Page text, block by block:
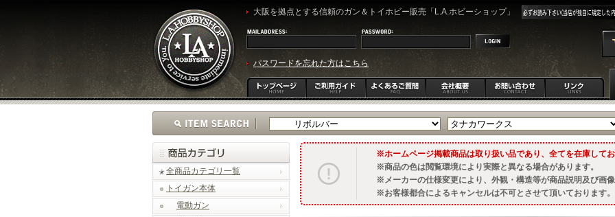
大阪を拠点とする信頼のガン＆トイホビー販売「L.A.ホビーショップ」
パスワードを忘れた方はこちら
全商品カテゴリ一覧
トイガン本体
電動ガン
ホームページ掲載商品は取り扱い品であり、全てを在庫して
商品の色は閲覧環境により実際と異なる場合があります。
メーカーの仕様変更により、外観・構造等が商品説明及び画
お客様都合によるキャンセルは不可とさせて頂いております